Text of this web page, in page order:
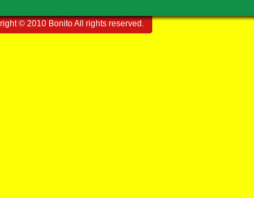
© 2010 Bonito All rights reserved.